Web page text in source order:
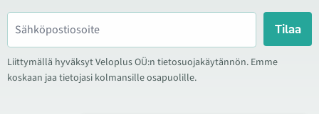
Tilaa
Liittymällä hyväksyt Veloplus OÜ:n tietosuojakäytännön. Emme
koskaan jaa tietojasi kolmansille osapuolille.